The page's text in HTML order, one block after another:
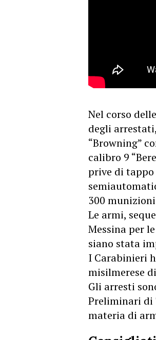
Nel corso
degli
“Browning”
calibro 9
prive di tappo
300
Le armi,
Messina per
siano stata
I Carabinieri
misilmerese
Gli arresti
Preliminari di
materia di